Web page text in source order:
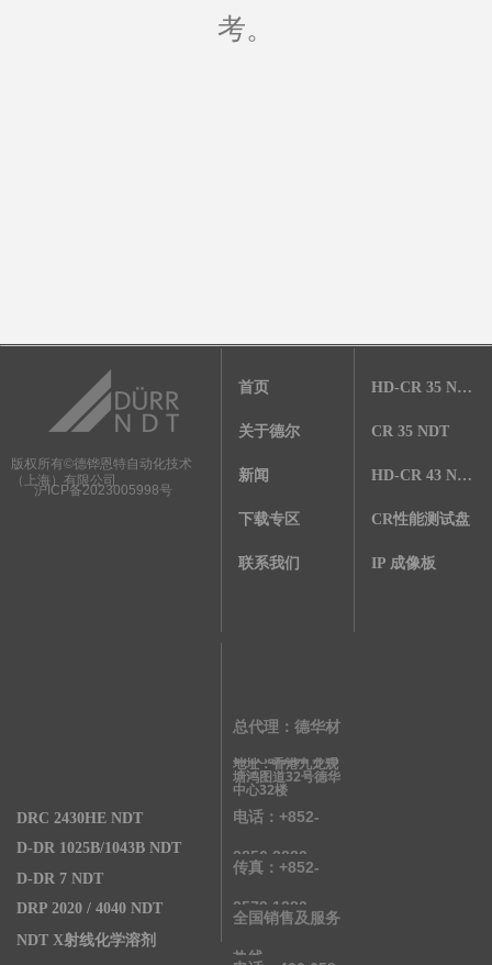
考。
地址：香港九龙观
塘鸿图道32号德华
中心32楼
总代理：德华材
料检测有限公司
电话：+852-
2856 3280
传真：+852-
2579 1380
首页
关于德尔
新闻
下载专区
联系我们
HD-CR 35 NDT
CR 35 NDT
HD-CR 43 NDT
CR性能测试盘
IP 成像板
版权所有©德铧恩特自动化技术
（上海）有限公司
全国销售及服务
热线
DRC 2430HE NDT
D-DR 1025B/1043B NDT
D-DR 7 NDT
DRP 2020 / 4040 NDT
NDT X射线化学溶剂
沪ICP备2023005998号